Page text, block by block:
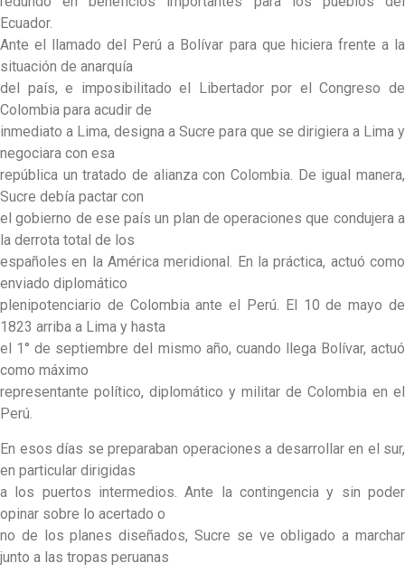
Ecuador.
Ante el llamado del Perú a Bolívar para que hiciera frente a la
situación de anarquía
del país, e imposibilitado el Libertador por el Congreso de
Colombia para acudir de
inmediato a Lima, designa a Sucre para que se dirigiera a Lima y
negociara con esa
república un tratado de alianza con Colombia. De igual manera,
Sucre debía pactar con
el gobierno de ese país un plan de operaciones que condujera a
la derrota total de los
españoles en la América meridional. En la práctica, actuó como
enviado diplomático
plenipotenciario de Colombia ante el Perú. El 10 de mayo de
1823 arriba a Lima y hasta
el 1° de septiembre del mismo año, cuando llega Bolívar, actuó
como máximo
representante político, diplomático y militar de Colombia en el
Perú.
En esos días se preparaban operaciones a desarrollar en el sur,
en particular dirigidas
a los puertos intermedios. Ante la contingencia y sin poder
opinar sobre lo acertado o
no de los planes diseñados, Sucre se ve obligado a marchar
junto a las tropas peruanas